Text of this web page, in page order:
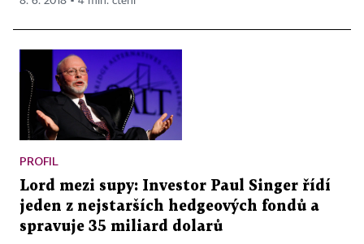
PROFIL
Lord mezi supy: Investor Paul Singer řídí
jeden z nejstarších hedgeových fondů a
spravuje 35 miliard dolarů